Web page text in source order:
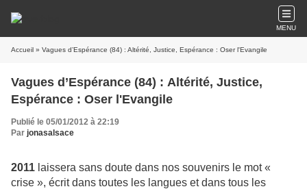
MENU
Accueil » Vagues d’Espérance (84) : Altérité, Justice, Espérance : Oser l'Evangile
Vagues d’Espérance (84) : Altérité, Justice,
Espérance : Oser l'Evangile
Publié le 05/01/2012 à 22:19
Par jonasalsace
2011 laissera sans doute dans nos souvenirs le mot «
crise », écrit dans toutes les langues et dans tous les